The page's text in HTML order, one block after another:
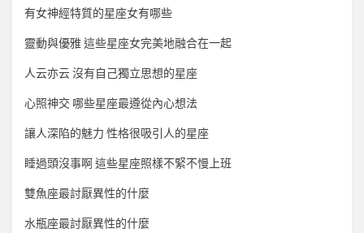
有女神經特質的星座女有哪些
靈動與優雅 這些星座女完美地融合在一起
人云亦云 沒有自己獨立思想的星座
心照神交 哪些星座最遵從內心想法
讓人深陷的魅力 性格很吸引人的星座
睡過頭沒事啊 這些星座照樣不緊不慢上班
雙魚座最討厭異性的什麼
水瓶座最討厭異性的什麼